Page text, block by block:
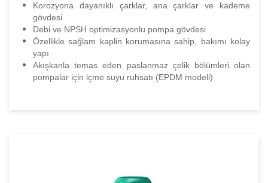
Korozyona dayanıklı çarklar, ana çarklar ve kademe
gövdesi
Debi ve NPSH optimizasyonlu pompa gövdesi
Özellikle sağlam kaplin korumasına sahip, bakımı kolay
yapı
Akışkanla temas eden paslanmaz çelik bölümleri olan
pompalar için içme suyu ruhsatı (EPDM modeli)